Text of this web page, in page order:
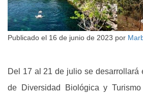
Publicado el 16 de junio de 2023 por
Del 17 al 21 de julio se desarrollará
de Diversidad Biológica y